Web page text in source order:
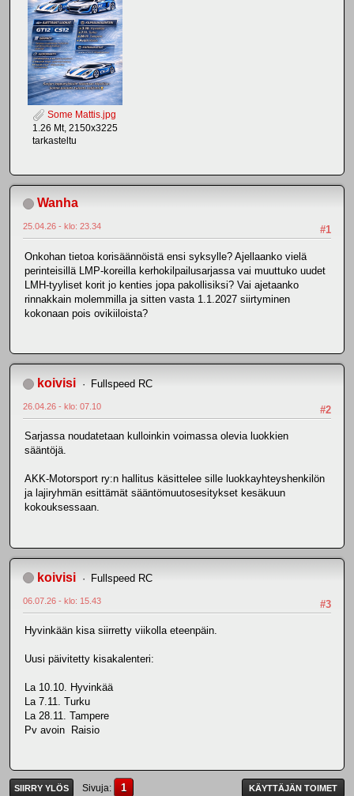
Some Mattis.jpg
1.26 Mt, 2150x3225
tarkasteltu
Wanha
#1
25.04.26 - klo: 23.34
Onkohan tietoa korisäännöistä ensi syksylle? Ajellaanko vielä
perinteisillä LMP-koreilla kerhokilpailusarjassa vai muuttuko uudet
LMH-tyyliset korit jo kenties jopa pakollisiksi? Vai ajetaanko
rinnakkain molemmilla ja sitten vasta 1.1.2027 siirtyminen
kokonaan pois ovikiiloista?
koivisi Fullspeed RC
#2
26.04.26 - klo: 07.10
Sarjassa noudatetaan kulloinkin voimassa olevia luokkien
sääntöjä.
AKK-Motorsport ry:n hallitus käsittelee sille luokkayhteyshenkilön
ja lajiryhmän esittämät sääntömuutosesitykset kesäkuun
kokouksessaan.
koivisi Fullspeed RC
#3
06.07.26 - klo: 15.43
Hyvinkään kisa siirretty viikolla eteenpäin.
Uusi päivitetty kisakalenteri:
La 10.10. Hyvinkää
La 7.11. Turku
La 28.11. Tampere
Pv avoin Raisio
SIIRRY YLÖS Sivuja 1 KÄYTTÄJÄN TOIMET